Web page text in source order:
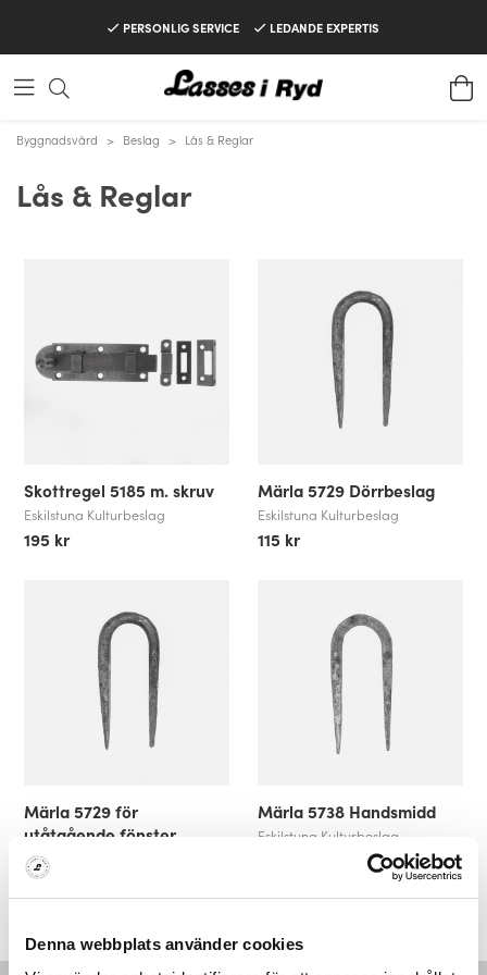
Denna webbplats använder cookies
PERSONLIG SERVICE LEDANDE EXPERTIS
Byggnadsvård > Beslag > Lås & Reglar
Lås & Reglar
Skottregel 5185 m. skruv
Eskilstuna Kulturbeslag
195 kr
Märla 5729 Dörrbeslag
Eskilstuna Kulturbeslag
115 kr
Märla 5729 för
utåtgående fönster
Eskilstuna Kulturbeslag
99 kr
Märla 5738 Handsmidd
Eskilstuna Kulturbeslag